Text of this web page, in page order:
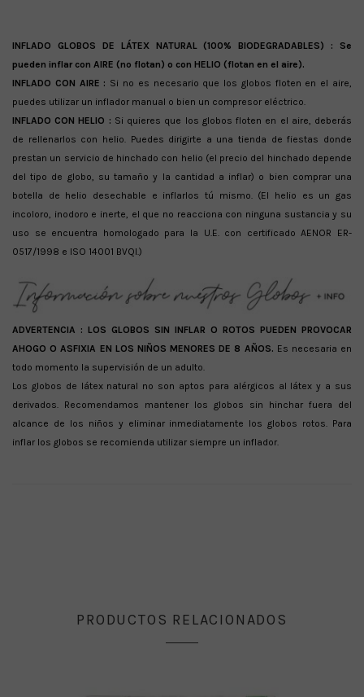
INFLADO GLOBOS DE LÁTEX NATURAL (100% BIODEGRADABLES) : Se
pueden inflar con AIRE (no flotan) o con HELIO (flotan en el aire).
INFLADO CON AIRE : Si no es necesario que los globos floten en el aire,
puedes utilizar un inflador manual o bien un compresor eléctrico.
INFLADO CON HELIO : Si quieres que los globos floten en el aire, deberás
de rellenarlos con helio. Puedes dirigirte a una tienda de fiestas donde
prestan un servicio de hinchado con helio (el precio del hinchado depende
del tipo de globo, su tamaño y la cantidad a inflar) o bien comprar una
botella de helio desechable e inflarlos tú mismo. (El helio es un gas
incoloro, inodoro e inerte, el que no reacciona con ninguna sustancia y su
uso se encuentra homologado para la U.E. con certificado AENOR ER-
0517/1998 e ISO 14001 BVQI.)
ADVERTENCIA : LOS GLOBOS SIN INFLAR O ROTOS PUEDEN PROVOCAR
AHOGO O ASFIXIA EN LOS NIÑOS MENORES DE 8 AÑOS. Es necesaria en
todo momento la supervisión de un adulto.
Los globos de látex natural no son aptos para alérgicos al látex y a sus
derivados. Recomendamos mantener los globos sin hinchar fuera del
alcance de los niños y eliminar inmediatamente los globos rotos. Para
inflar los globos se recomienda utilizar siempre un inflador.
PRODUCTOS RELACIONADOS